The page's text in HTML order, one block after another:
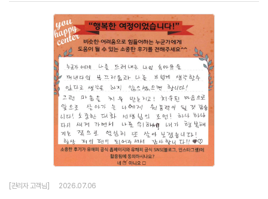
[관리자 고객님] 2026.07.06